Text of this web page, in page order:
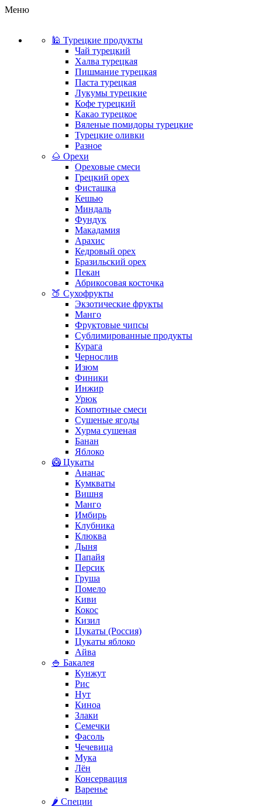
Меню
🕌 Турецкие продукты
Чай турецкий
Халва турецкая
Пишмание турецкая
Паста турецкая
Лукумы турецкие
Кофе турецкий
Какао турецкое
Вяленые помидоры турецкие
Турецкие оливки
Разное
🌰 Орехи
Ореховые смеси
Грецкий орех
Фисташка
Кешью
Миндаль
Фундук
Макадамия
Арахис
Кедровый орех
Бразильский орех
Пекан
Абрикосовая косточка
🍑 Сухофрукты
Экзотические фрукты
Манго
Фруктовые чипсы
Сублимированные продукты
Курага
Чернослив
Изюм
Финики
Инжир
Урюк
Компотные смеси
Сушеные ягоды
Хурма сушеная
Банан
Яблоко
🥝 Цукаты
Ананас
Кумкваты
Вишня
Манго
Имбирь
Клубника
Клюква
Дыня
Папайя
Персик
Груша
Помело
Киви
Кокос
Кизил
Цукаты (Россия)
Цукаты яблоко
Айва
🍚 Бакалея
Кунжут
Рис
Нут
Киноа
Злаки
Семечки
Фасоль
Чечевица
Мука
Лён
Консервация
Варенье
🌶️ Специи